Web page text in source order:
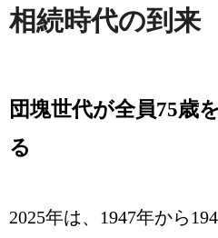
相続時代の到来
団塊世代が全員75歳
る
2025年は、1947年から